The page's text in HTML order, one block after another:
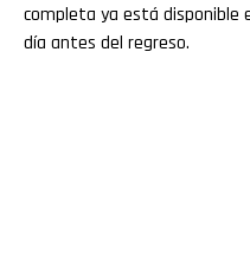
completa ya está disponible
día antes del regreso.